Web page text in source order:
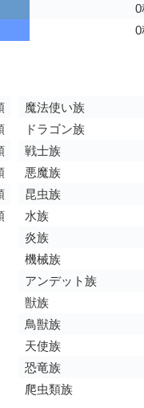
0
0
魔法使い族
ドラゴン族
戦士族
悪魔族
昆虫族
水族
炎族
機械族
アンデット族
獣族
鳥獣族
天使族
恐竜族
爬虫類族